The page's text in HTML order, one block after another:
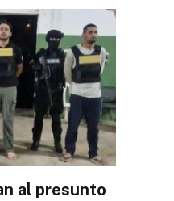
al presunto